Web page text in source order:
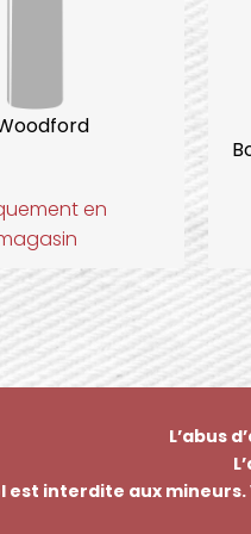
en
L’abus
est interdite aux